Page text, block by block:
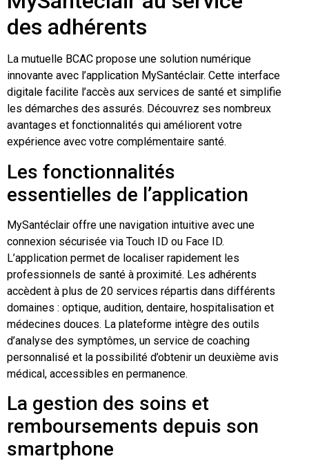
des adhérents
La mutuelle BCAC propose une solution numérique
innovante avec l’application MySantéclair. Cette interface
digitale facilite l’accès aux services de santé et simplifie
les démarches des assurés. Découvrez ses nombreux
avantages et fonctionnalités qui améliorent votre
expérience avec votre complémentaire santé.
Les fonctionnalités
essentielles de l’application
MySantéclair offre une navigation intuitive avec une
connexion sécurisée via Touch ID ou Face ID.
L’application permet de localiser rapidement les
professionnels de santé à proximité. Les adhérents
accèdent à plus de 20 services répartis dans différents
domaines : optique, audition, dentaire, hospitalisation et
médecines douces. La plateforme intègre des outils
d’analyse des symptômes, un service de coaching
personnalisé et la possibilité d’obtenir un deuxième avis
médical, accessibles en permanence.
La gestion des soins et
remboursements depuis son
smartphone
1
Ou Acheter Des Couches Pour
Adultes ?